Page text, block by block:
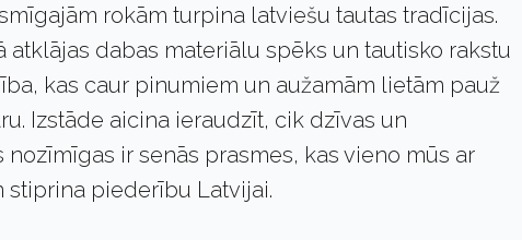
rokām turpina latviešu tautas tradīcijas.
atklājas dabas materiālu spēks un tautisko rakstu
kas caur pinumiem un aužamām lietām pauž
Izstāde aicina ieraudzīt, cik dzīvas un
nozīmīgas ir senās prasmes, kas vieno mūs ar
stiprina piederību Latvijai.